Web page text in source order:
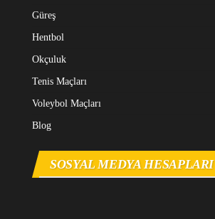
Güreş
Hentbol
Okçuluk
Tenis Maçları
Voleybol Maçları
Blog
SOSYAL MEDYA HESAPLARI